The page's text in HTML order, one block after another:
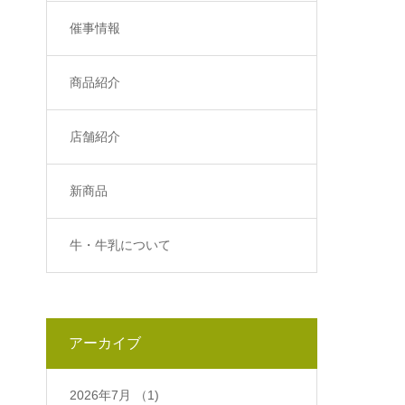
催事情報
商品紹介
店舗紹介
新商品
牛・牛乳について
アーカイブ
2026年7月 （1)